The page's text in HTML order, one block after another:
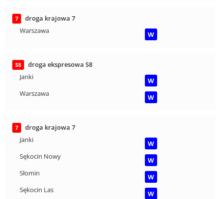
7
droga krajowa 7
Warszawa
W
S8
droga ekspresowa S8
Janki
W
Warszawa
W
7
droga krajowa 7
Janki
W
Sękocin Nowy
W
Słomin
W
Sękocin Las
W